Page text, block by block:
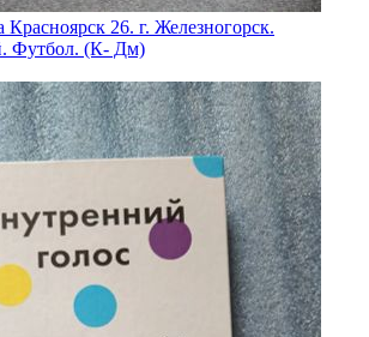
26. г. Железногорск.
Футбол. (К- Дм)